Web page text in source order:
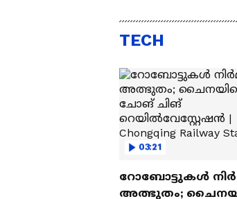
Lakh
TECH
03:21
റോബോട്ടുകൾ
അത്ഭുതം;